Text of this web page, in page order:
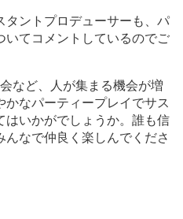
ントプロデューサーも、パ
てコメントしているのでご
など、人が集まる機会が増
なパーティープレイでサス
いかがでしょうか。誰も信
なで仲良く楽しんでくださ